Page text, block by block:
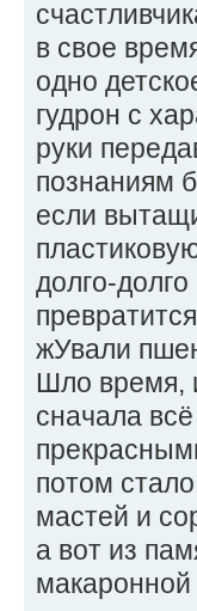
в свое
одно
гудрон с
руки
познаниям
если
долго-
жУвали
Шло время,
сначала
потом
мастей и
а вот из